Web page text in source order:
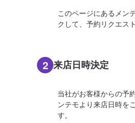
このページにあるメン
クして、予約リクエス
2 来店日時決定
当社がお客様からの予
ンテモより来店日時を
す。